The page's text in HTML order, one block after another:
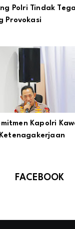
Polri Tindak
Provokasi
Kapolri
Ketenagakerjaan
FACEBOOK